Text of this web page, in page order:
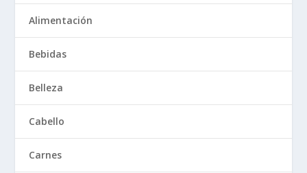
Alimentación
Bebidas
Belleza
Cabello
Carnes